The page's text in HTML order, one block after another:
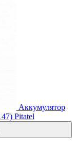
Аккумулятор
Pitatel